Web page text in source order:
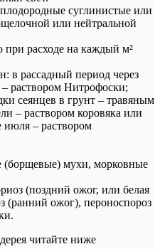
суглинистые или
или нейтральной
расходе на каждый м²
в рассадный период через
раствором Нитрофоски;
сеянцев в грунт – травяным
– раствором коровяка или
июля – раствором
(борщевые) мухи, морковные
(поздний ожог, или белая
(ранний ожог), пероноспороз
читайте ниже